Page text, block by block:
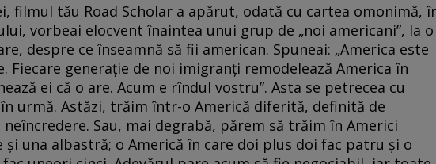
filmul tău Road Scholar a apărut, odată cu cartea omonimă,
vorbeai elocvent înaintea unui grup de „noi americani”, la o
despre ce înseamnă să fii american. Spuneai: „America este
Fiecare generație de noi imigranți remodelează America în
ei că o are. Acum e rîndul vostru”. Asta se petrecea cu
urmă. Astăzi, trăim într-o Americă diferită, definită de
Sau, mai degrabă, părem să trăim în Americi
una albastră; o Americă în care doi plus doi fac patru și o